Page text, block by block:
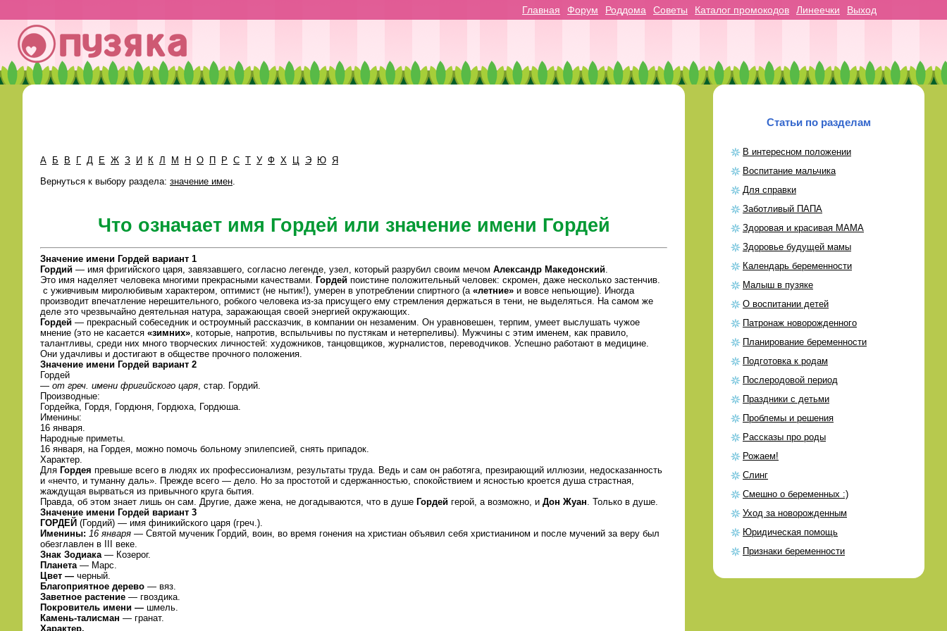
Главная Форум Роддома Советы Каталог промокодов Линеечки Выход
Статьи по разделам
В интересном положении
Воспитание мальчика
Для справки
Заботливый ПАПА
Здоровая и красивая МАМА
Здоровье будущей мамы
Календарь беременности
Малыш в пузяке
О воспитании детей
Патронаж новорожденного
Планирование беременности
Подготовка к родам
Послеродовой период
Праздники с детьми
Проблемы и решения
Рассказы про роды
Рожаем!
Слинг
Смешно о беременных :)
Уход за новорожденным
Юридическая помощь
Признаки беременности
А Б В Г Д Е Ж З И К Л М Н О П Р С Т У Ф Х Ц Э Ю Я
Вернуться к выбору раздела: значение имен.
Что означает имя Гордей или значение имени Гордей
Значение имени Гордей вариант 1
Гордий — имя фригийского царя, завязавшего, согласно легенде, узел, который разрубил своим мечом Александр Македонский
Это имя наделяет человека многими прекрасными качествами. Гордей поистине положительный человек: скромен, даже несколько застенчив.
с уживчивым миролюбивым характером, оптимист (не нытик!), умерен в употреблении спиртного (а «летние» и вовсе непьющие). Иногда
производит впечатление нерешительного, робкого человека из-за присущего ему стремления держаться в тени, не выделяться. На самом же
деле это чрезвычайно деятельная натура, заражающая своей энергией окружающих.
Гордей — прекрасный собеседник и остроумный рассказчик, в компании он незаменим. Он уравновешен, терпим, умеет выслушать чужое
мнение (это не касается «зимних» , которые, напротив, вспыльчивы по пустякам и нетерпеливы). Мужчины с этим именем, как правило,
талантливы, среди них много творческих личностей: художников, танцовщиков, журналистов, переводчиков. Успешно работают в медицине.
Они удачливы и достигают в обществе прочного положения.
Значение имени Гордей вариант 2
Гордей
— от греч. имени фригийского царя , стар. Гордий.
Производные:
Гордейка, Гордя, Гордюня, Гордюха, Гордюша.
Именины:
16 января.
Народные приметы.
16 января, на Гордея, можно помочь больному эпилепсией, снять припадок.
Характер.
Для Гордея превыше всего в людях их профессионализм, результаты труда. Ведь и сам он работяга, презирающий иллюзии, недосказанность
и «нечто, и туманну даль». Прежде всего — дело. Но за простотой и сдержанностью, спокойствием и ясностью кроется душа страстная,
жаждущая вырваться из привычного круга бытия.
Правда, об этом знает лишь он сам. Другие, даже жена, не догадываются, что в душе Гордей герой, а возможно, и Дон Жуан . Только в душе.
Значение имени Гордей вариант 3
ГОРДЕЙ (Гордий) — имя финикийского царя (греч.).
Именины: 16 января — Святой мученик Гордий, воин, во время гонения на христиан объявил себя христианином и после мучений за веру был
обезглавлен в III веке.
Знак Зодиака — Козерог.
Планета — Марс.
Цвет — черный.
Благоприятное дерево — вяз.
Заветное растение — гвоздика.
Покровитель имени — шмель.
Камень-талисман — гранат.
Характер.